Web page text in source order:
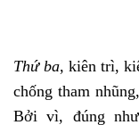
Thứ ba, kiên trì,
chống tham
Bởi vì, đúng